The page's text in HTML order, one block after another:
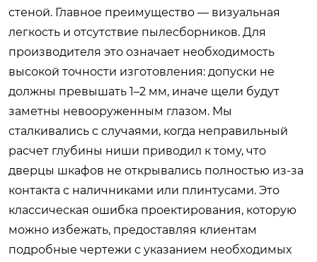
стеной. Главное преимущество — визуальная
легкость и отсутствие пылесборников. Для
производителя это означает необходимость
высокой точности изготовления: допуски не
должны превышать 1–2 мм, иначе щели будут
заметны невооруженным глазом. Мы
сталкивались с случаями, когда неправильный
расчет глубины ниши приводил к тому, что
дверцы шкафов не открывались полностью из-за
контакта с наличниками или плинтусами. Это
классическая ошибка проектирования, которую
можно избежать, предоставляя клиентам
подробные чертежи с указанием необходимых